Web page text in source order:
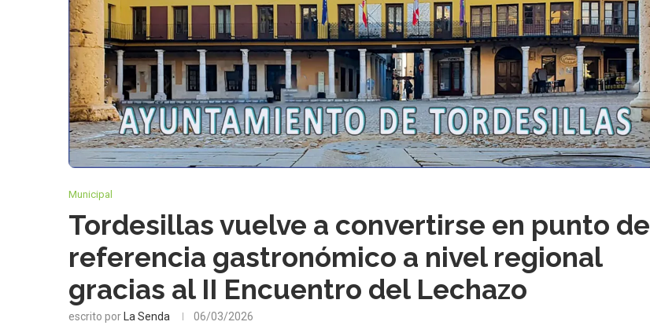
Municipal
Tordesillas vuelve a convertirse en punto de
referencia gastronómico a nivel regional
gracias al II Encuentro del Lechazo
escrito por La Senda 06/03/2026